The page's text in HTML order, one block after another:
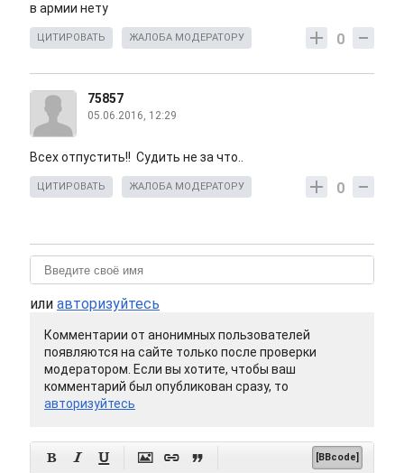
в армии нету
0
ЦИТИРОВАТЬ ЖАЛОБА МОДЕРАТОРУ
75857
05.06.2016, 12:29
Всех отпустить!! Судить не за что..
0
ЦИТИРОВАТЬ ЖАЛОБА МОДЕРАТОРУ
или авторизуйтесь
Комментарии от анонимных пользователей
появляются на сайте только после проверки
модератором. Если вы хотите, чтобы ваш
комментарий был опубликован сразу, то
авторизуйтесь
      [BBcode]